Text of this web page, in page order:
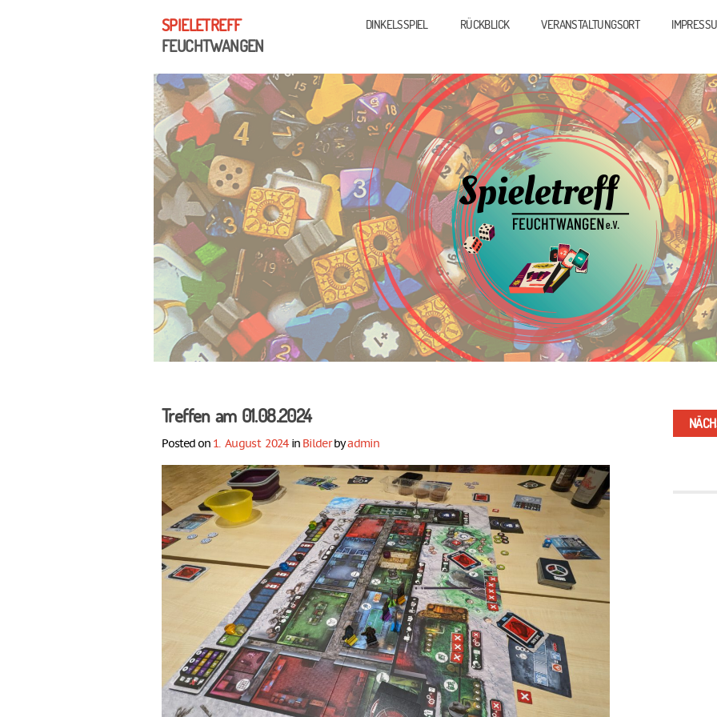
SPIELETREFF
FEUCHTWANGEN
DINKELSSPIEL RÜCKBLICK VERANSTALTUNGSORT
Treffen am 01.08.2024
Posted on 1. August 2024in Bilderbyadmin